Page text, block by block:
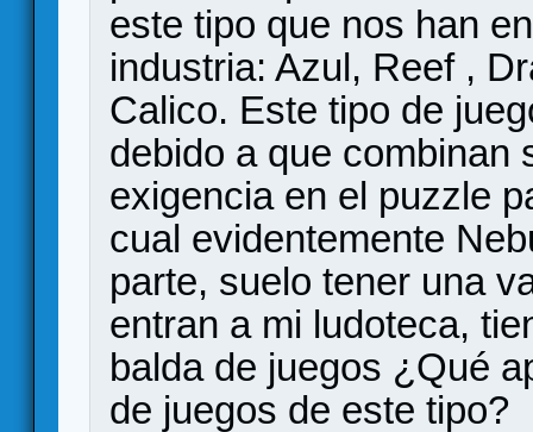
este tipo que nos han
industria: Azul, Reef ,
Calico. Este tipo de
debido a que combinan
exigencia en el puzzle
cual evidentemente
parte, suelo tener una
entran a mi ludoteca,
balda de juegos ¿Qué
de juegos de este tipo?